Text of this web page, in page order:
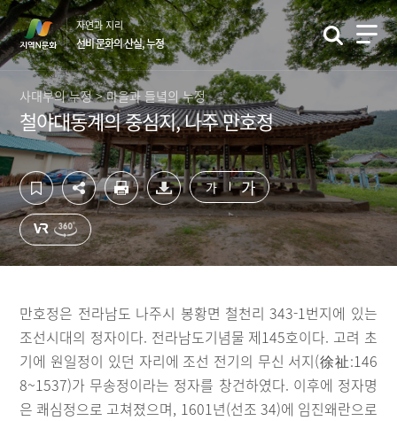
컨
텐
츠
영
로
가
기
하
단
영
역
가
기
자연과 지리
선비 문화의 산실, 누정
사대부의 누정 > 마을과 들녘의 누정
철야대동계의 중심지, 나주 만호정
가 가
만호정은 전라남도 나주시 봉황면 철천리 343-1번지에 있는
조선시대의 정자이다. 전라남도기념물 제145호이다. 고려 초
기에 원일정이 있던 자리에 조선 전기의 무신 서지(徐祉:146
8~1537)가 무송정이라는 정자를 창건하였다. 이후에 정자명
은 쾌심정으로 고쳐졌으며, 1601년(선조 34)에 임진왜란으로